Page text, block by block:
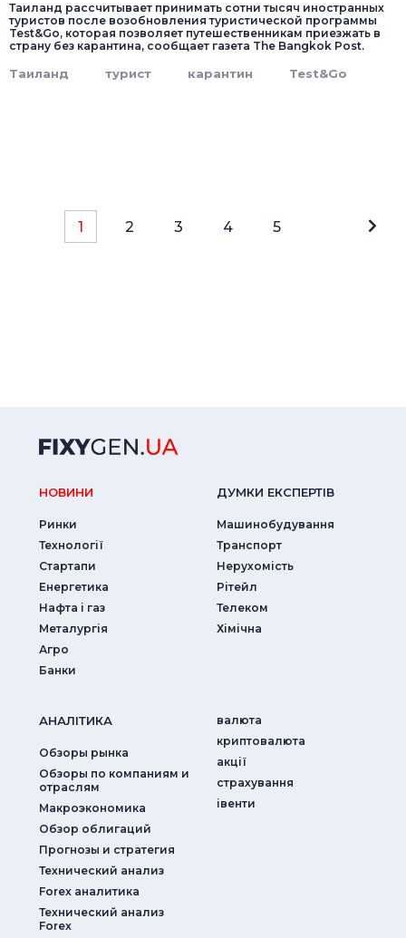
Таиланд рассчитывает принимать сотни тысяч иностранных
туристов после возобновления туристической программы
Test&Go, которая позволяет путешественникам приезжать в
страну без карантина, сообщает газета The Bangkok Post.
Таиланд турист карантин Test&Go
1 2 3 4 5
НОВИНИ
Ринки
Технології
Стартапи
Енергетика
Нафта і газ
Металургія
Агро
Банки
ДУМКИ ЕКСПЕРТIВ
Машинобудування
Транспорт
Нерухомість
Рітейл
Телеком
Хімічна
АНАЛIТИКА
Обзоры рынка
Обзоры по компаниям и
отраслям
Макроэкономика
Обзор облигаций
Прогнозы и стратегия
Технический анализ
Forex аналитика
Технический анализ
Forex
валюта
криптовалюта
акції
страхування
iвенти